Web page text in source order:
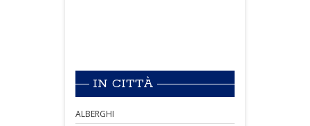
IN CITTÀ
ALBERGHI